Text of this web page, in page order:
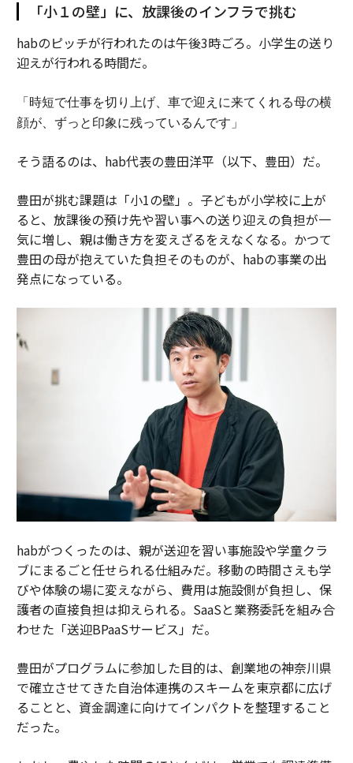
「小１の壁」に、放課後のインフラで挑む
habのピッチが行われたのは午後3時ごろ。小学生の送り
迎えが行われる時間だ。
「時短で仕事を切り上げ、車で迎えに来てくれる母の横
顔が、ずっと印象に残っているんです」
そう語るのは、hab代表の豊田洋平（以下、豊田）だ。
豊田が挑む課題は「小1の壁」。子どもが小学校に上が
ると、放課後の預け先や習い事への送り迎えの負担が一
気に増し、親は働き方を変えざるをえなくなる。かつて
豊田の母が抱えていた負担そのものが、habの事業の出
発点になっている。
habがつくったのは、親が送迎を習い事施設や学童クラ
ブにまるごと任せられる仕組みだ。移動の時間さえも学
びや体験の場に変えながら、費用は施設側が負担し、保
護者の直接負担は抑えられる。SaaSと業務委託を組み合
わせた「送迎BPaaSサービス」だ。
豊田がプログラムに参加した目的は、創業地の神奈川県
で確立させてきた自治体連携のスキームを東京都に広げ
ることと、資金調達に向けてインパクトを整理すること
だった。